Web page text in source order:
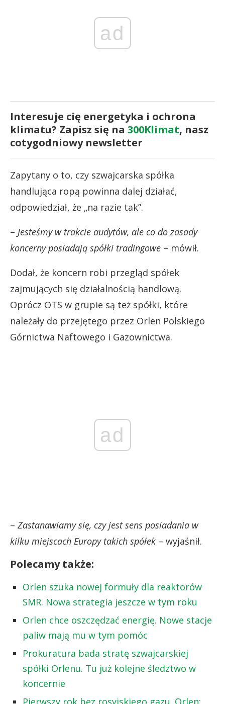
ad
Interesuje cię energetyka i ochrona
klimatu? Zapisz się na 300Klimat, nasz
cotygodniowy newsletter
Zapytany o to, czy szwajcarska spółka
handlująca ropą powinna dalej działać,
odpowiedział, że „na razie tak”.
– Jesteśmy w trakcie audytów, ale co do zasady
koncerny posiadają spółki tradingowe – mówił.
Dodał, że koncern robi przegląd spółek
zajmujących się działalnością handlową.
Oprócz OTS w grupie są też spółki, które
należały do przejętego przez Orlen Polskiego
Górnictwa Naftowego i Gazownictwa.
ad
– Zastanawiamy się, czy jest sens posiadania w
kilku miejscach Europy takich spółek – wyjaśnił.
Polecamy także:
Orlen szuka nowej formuły dla reaktorów
SMR. Nowa strategia jeszcze w tym roku
Orlen chce oszczędzać energię. Nowe stacje
paliw mają mu w tym pomóc
Prokuratura bada stratę szwajcarskiej
spółki Orlenu. Tu już kolejne śledztwo w
koncernie
Pierwszy rok bez rosyjskiego gazu. Orlen: